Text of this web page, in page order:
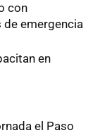
con
emergencia
en
el Paso